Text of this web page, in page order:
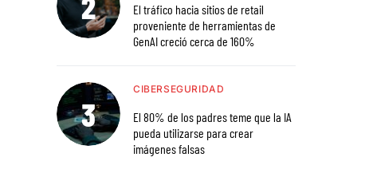
El tráfico hacia sitios de retail
proveniente de herramientas de
GenAI creció cerca de 160%
CIBERSEGURIDAD
El 80% de los padres teme que la IA
pueda utilizarse para crear
imágenes falsas